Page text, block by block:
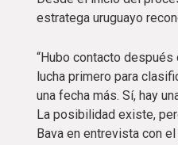
estratega uruguayo
“Hubo contacto
lucha primero para
una fecha más. Sí, hay
La posibilidad existe,
Bava en entrevista con